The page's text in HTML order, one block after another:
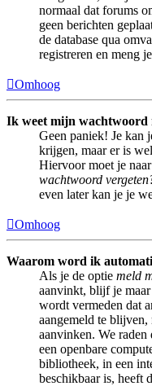
normaal dat forums
geen berichten
de database qua
registreren en meng
Omhoog
Ik weet mijn wachtwoord
Geen paniek! Je kan
krijgen, maar er is
Hiervoor moet je
wachtwoord
even later kan je je
Omhoog
Waarom word ik
Als je de optie meld
aanvinkt, blijf je
wordt vermeden dat
aangemeld te
aanvinken. We
een openbare
bibliotheek, in een
beschikbaar is, heeft